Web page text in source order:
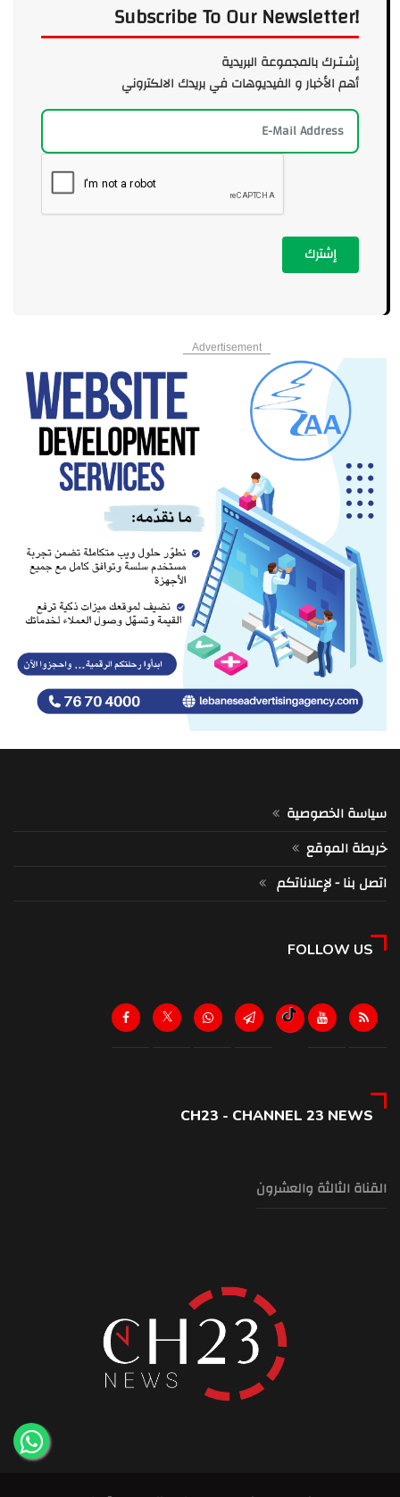
Subscribe To Our Newsletter!
إشـتـرك بالمجموعة البريدية
أهم الأخبار و الفيديوهات في بريدك الالكتروني
إشترك
Advertisement
سياسة الخصوصية
خريطة الموقع
اتصل بنا - لإعلاناتكم
FOLLOW US
CH23 - CHANNEL 23 NEWS
القناة الثالثة والعشرون